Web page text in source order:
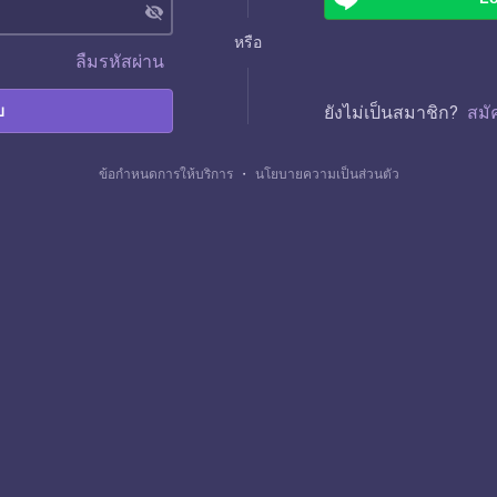
visibility_off
ลืมรหัสผ่าน
หรือ
ยังไม่เป็นสมาชิก? สมั
ข้อกำหนดการให้บริการ ・ นโยบายความเป็นส่วนตัว